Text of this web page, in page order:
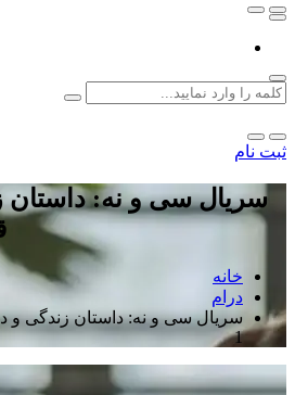
ثبت نام
سریال سی و نه:
خانه
درام
1